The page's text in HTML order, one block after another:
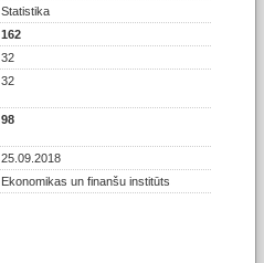
Statistika
162
32
32
98
25.09.2018
Ekonomikas un finanšu institūts